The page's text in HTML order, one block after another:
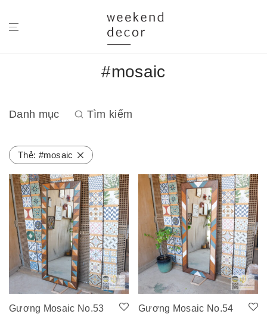
#mosaic
Danh mục Tìm kiếm
Thẻ: #mosaic
Gương Mosaic No.53 Gương Mosaic No.54